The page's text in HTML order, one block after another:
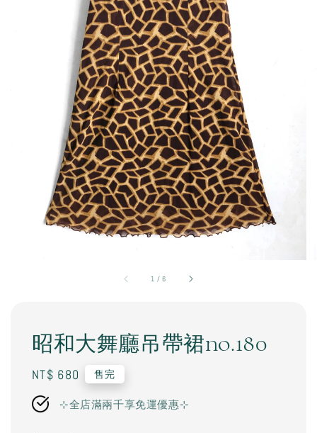
1 /6
昭和大舞廳吊帶裙no.180
Regular
price
NT$ 680 售完
⊹全店滿兩千享免運優惠⊹